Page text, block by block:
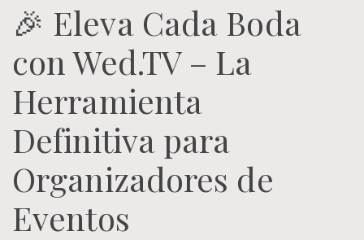
🎉 Eleva Cada Boda
con Wed.TV – La
Herramienta
Definitiva para
Organizadores de
Eventos